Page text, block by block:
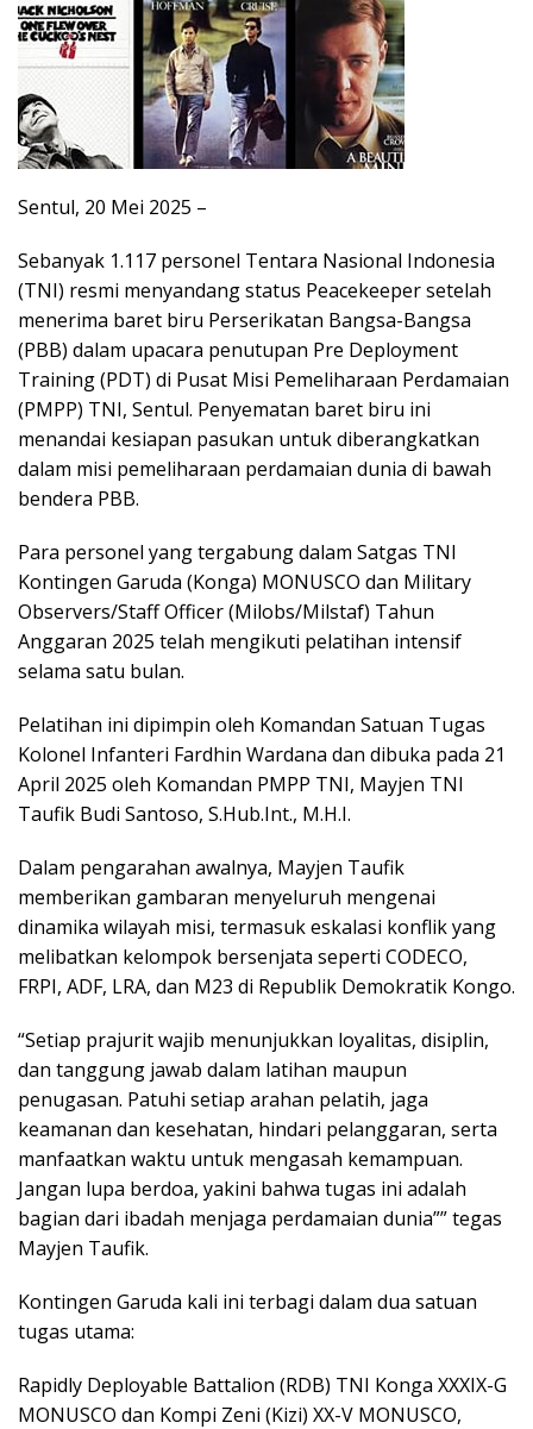
Sentul, 20 Mei 2025 –
Sebanyak 1.117 personel Tentara Nasional Indonesia
(TNI) resmi menyandang status Peacekeeper setelah
menerima baret biru Perserikatan Bangsa-Bangsa
(PBB) dalam upacara penutupan Pre Deployment
Training (PDT) di Pusat Misi Pemeliharaan Perdamaian
(PMPP) TNI, Sentul. Penyematan baret biru ini
menandai kesiapan pasukan untuk diberangkatkan
dalam misi pemeliharaan perdamaian dunia di bawah
bendera PBB.
Para personel yang tergabung dalam Satgas TNI
Kontingen Garuda (Konga) MONUSCO dan Military
Observers/Staff Officer (Milobs/Milstaf) Tahun
Anggaran 2025 telah mengikuti pelatihan intensif
selama satu bulan.
Pelatihan ini dipimpin oleh Komandan Satuan Tugas
Kolonel Infanteri Fardhin Wardana dan dibuka pada 21
April 2025 oleh Komandan PMPP TNI, Mayjen TNI
Taufik Budi Santoso, S.Hub.Int., M.H.I.
Dalam pengarahan awalnya, Mayjen Taufik
memberikan gambaran menyeluruh mengenai
dinamika wilayah misi, termasuk eskalasi konflik yang
melibatkan kelompok bersenjata seperti CODECO,
FRPI, ADF, LRA, dan M23 di Republik Demokratik Kongo.
“Setiap prajurit wajib menunjukkan loyalitas, disiplin,
dan tanggung jawab dalam latihan maupun
penugasan. Patuhi setiap arahan pelatih, jaga
keamanan dan kesehatan, hindari pelanggaran, serta
manfaatkan waktu untuk mengasah kemampuan.
Jangan lupa berdoa, yakini bahwa tugas ini adalah
bagian dari ibadah menjaga perdamaian dunia”” tegas
Mayjen Taufik.
Kontingen Garuda kali ini terbagi dalam dua satuan
tugas utama:
Rapidly Deployable Battalion (RDB) TNI Konga XXXIX-G
MONUSCO dan Kompi Zeni (Kizi) XX-V MONUSCO,